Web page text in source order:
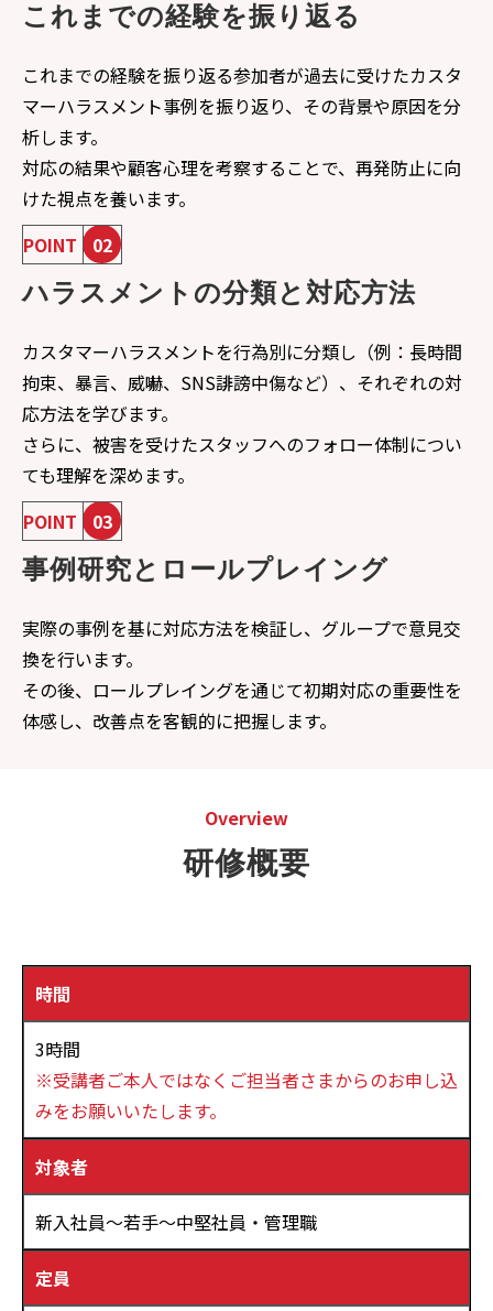
これまでの経験を振り返る
これまでの経験を振り返る参加者が過去に受けたカスタ
マーハラスメント事例を振り返り、その背景や原因を分
析します。
対応の結果や顧客心理を考察することで、再発防止に向
けた視点を養います。
POINT
02
ハラスメントの分類と対応方法
カスタマーハラスメントを行為別に分類し（例：長時間
拘束、暴言、威嚇、SNS誹謗中傷など）、それぞれの対
応方法を学びます。
さらに、被害を受けたスタッフへのフォロー体制につい
ても理解を深めます。
POINT
03
事例研究とロールプレイング
実際の事例を基に対応方法を検証し、グループで意見交
換を行います。
その後、ロールプレイングを通じて初期対応の重要性を
体感し、改善点を客観的に把握します。
Overview
研修概要
時間
3時間
※受講者ご本人ではなくご担当者さまからのお申し込
みをお願いいたします。
対象者
新入社員～若手～中堅社員・管理職
定員